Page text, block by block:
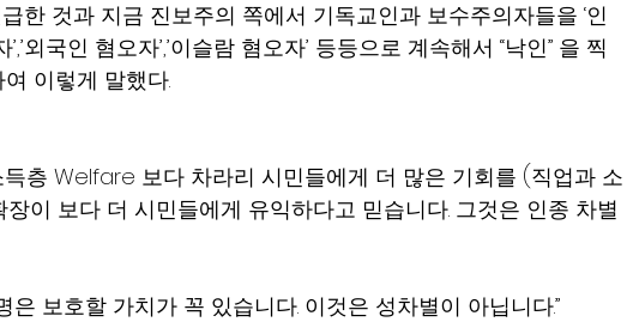
한 것과 지금 진보주의 쪽에서 기독교인과 보수주의자들을 ‘인
외국인 혐오자’,’이슬람 혐오자’ 등등으로 계속해서 “낙인” 을 찍
이렇게 말했다.
득층 Welfare 보다 차라리 시민들에게 더 많은 기회를 (직업과 소
이 보다 더 시민들에게 유익하다고 믿습니다. 그것은 인종 차별
은 보호할 가치가 꼭 있습니다. 이것은 성차별이 아닙니다.”